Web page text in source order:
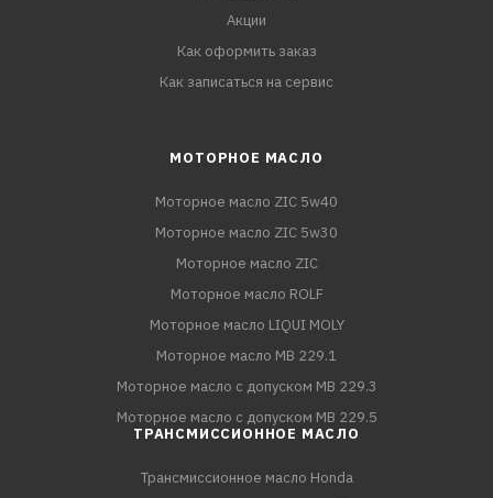
Акции
Как оформить заказ
Как записаться на сервис
МОТОРНОЕ МАСЛО
Моторное масло ZIC 5w40
Моторное масло ZIC 5w30
Моторное масло ZIC
Моторное масло ROLF
Моторное масло LIQUI MOLY
Моторное масло MB 229.1
Моторное масло с допуском MB 229.3
Моторное масло с допуском MB 229.5
ТРАНСМИССИОННОЕ МАСЛО
Трансмиссионное масло Honda